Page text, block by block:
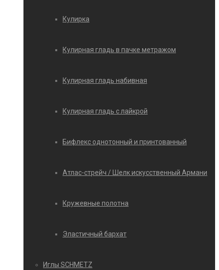
Кулирка
Кулирная гладь в пачке метражом
Кулирная гладь набивная
Кулирная гладь с лайкрой
Бифлекс однотонный и принтованный
Атлас-стрейч / Шелк искусственный Армани
Кружевные полотна
Эластичный бархат
Иглы SCHMETZ